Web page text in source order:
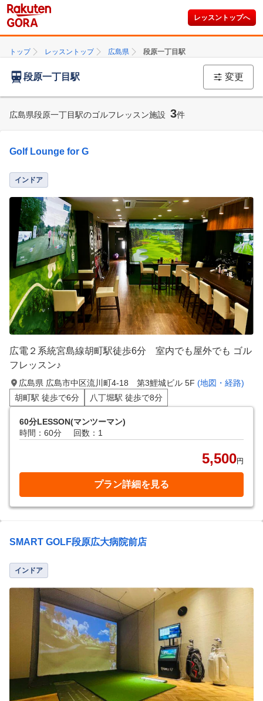
レッスントップへ
トップ レッスントップ 広島県 段原一丁目駅
段原一丁目駅 変更
広島県段原一丁目駅のゴルフレッスン施設 3件
Golf Lounge for G
インドア
広電２系統宮島線胡町駅徒歩6分 室内でも屋外でも ゴル
フレッスン♪
広島県 広島市中区流川町4-18 第3鯉城ビル 5F (地図・経路)
胡町駅 徒歩で6分
八丁堀駅 徒歩で8分
60分LESSON(マンツーマン)
時間：60分
回数：1
5,500円
プラン詳細を見る
SMART GOLF段原広大病院前店
インドア